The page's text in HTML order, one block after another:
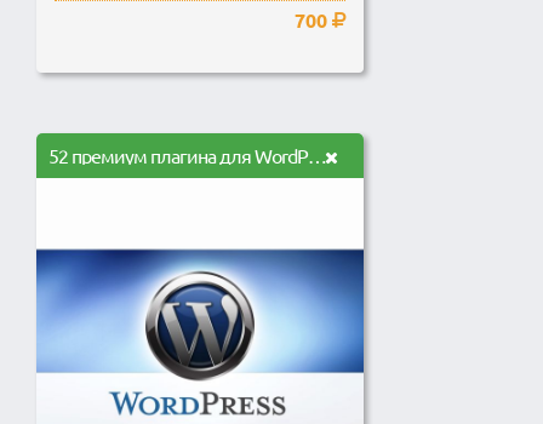
700
52 премиум плагина для WordPress